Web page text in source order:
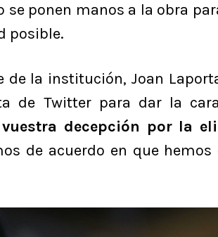
se ponen manos a la obra
posible.
de la institución, Joan
de Twitter para dar la
vuestra decepción por la
de acuerdo en que